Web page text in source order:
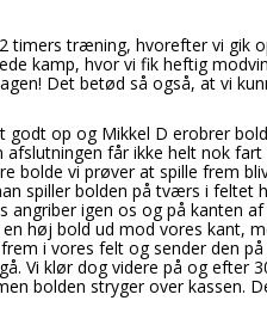
timers træning, hvorefter vi gik
kamp, hvor vi fik heftig
Det betød så også, at vi
godt op og Mikkel D erobrer
får ikke helt nok
bolde vi prøver at spille frem
spiller bolden på tværs i feltet
igen os og på kanten
høj bold ud mod vores kant,
i vores felt og sender den
Vi klør dog videre på og efter
bolden stryger over kassen.